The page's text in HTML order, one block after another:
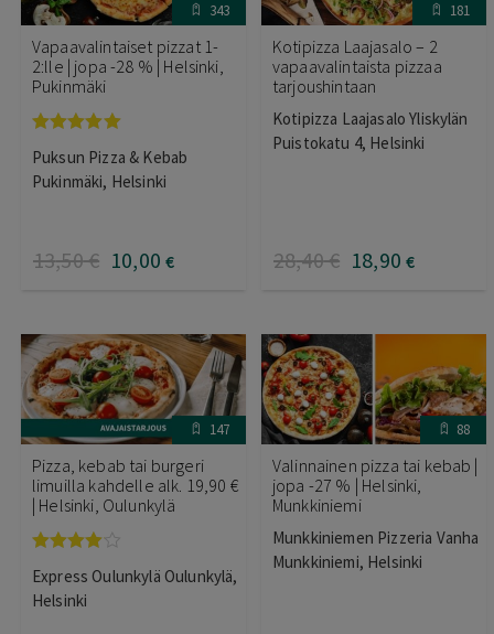
343
Vapaavalintaiset pizzat 1-
2:lle | jopa -28 % | Helsinki,
Pukinmäki
tuotteesta:
5.00/ 5
Puksun Pizza & Kebab
Pukinmäki, Helsinki
13,50€ 10,00 €
181
Kotipizza Laajasalo – 2
vapaavalintaista pizzaa
tarjoushintaan
Kotipizza Laajasalo Yliskylän
Puistokatu 4, Helsinki
28,40€ 18,90 €
147
Pizza, kebab tai burgeri
limuilla kahdelle alk. 19,90 €
| Helsinki, Oulunkylä
tuotteesta:
4.00/ 5
Express Oulunkylä Oulunkylä,
Helsinki
88
Valinnainen pizza tai kebab |
jopa -27 % | Helsinki,
Munkkiniemi
Munkkiniemen Pizzeria Vanha
Munkkiniemi, Helsinki